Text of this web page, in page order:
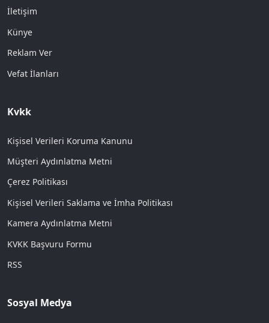
İletişim
Künye
Reklam Ver
Vefat İlanları
Kvkk
Kişisel Verileri Koruma Kanunu
Müşteri Aydınlatma Metni
Çerez Politikası
Kişisel Verileri Saklama ve İmha Politikası
Kamera Aydınlatma Metni
KVKK Başvuru Formu
RSS
Sosyal Medya